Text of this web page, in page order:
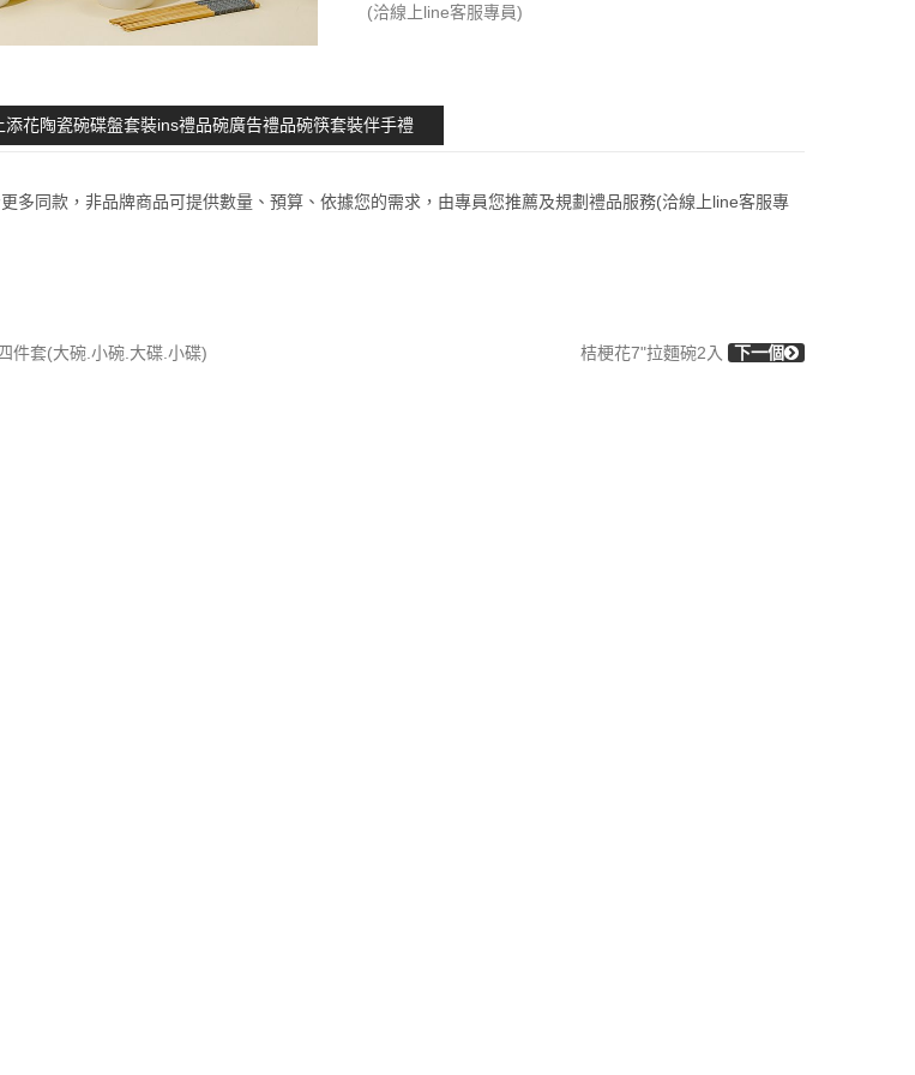
(洽線上line客服專員)
添花陶瓷碗碟盤套裝ins禮品碗廣告禮品碗筷套裝伴手禮
多同款，非品牌商品可提供數量、預算、依據您的需求，由專員您推薦及規劃禮品服務(洽線上line客服專
件套(大碗.小碗.大碟.小碟) 桔梗花7"拉麵碗2入 下一個